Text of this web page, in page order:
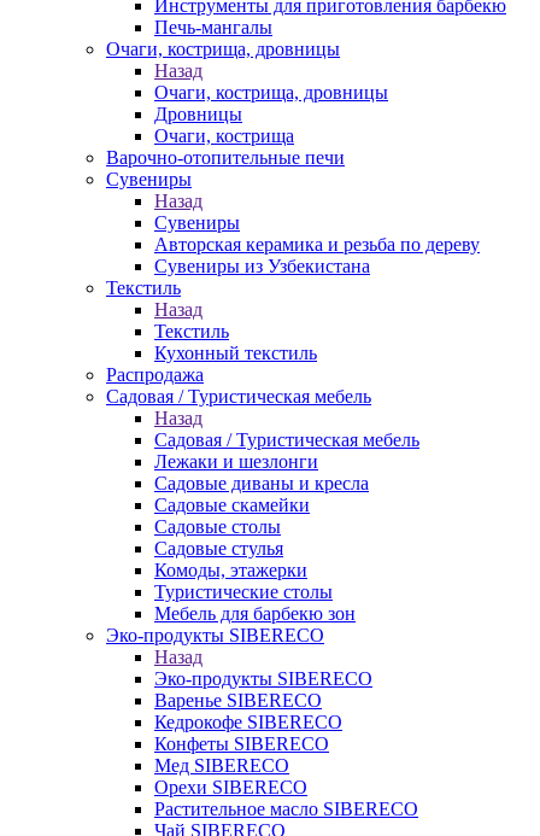
Инструменты для приготовления барбекю
Печь-мангалы
Очаги, кострища, дровницы
Назад
Очаги, кострища, дровницы
Дровницы
Очаги, кострища
Варочно-отопительные печи
Сувениры
Назад
Сувениры
Авторская керамика и резьба по дереву
Сувениры из Узбекистана
Текстиль
Назад
Текстиль
Кухонный текстиль
Распродажа
Садовая / Туристическая мебель
Назад
Садовая / Туристическая мебель
Лежаки и шезлонги
Садовые диваны и кресла
Садовые скамейки
Садовые столы
Садовые стулья
Комоды, этажерки
Туристические столы
Мебель для барбекю зон
Эко-продукты SIBERECO
Назад
Эко-продукты SIBERECO
Варенье SIBERECO
Кедрокофе SIBERECO
Конфеты SIBERECO
Мед SIBERECO
Орехи SIBERECO
Растительное масло SIBERECO
Чай SIBERECO